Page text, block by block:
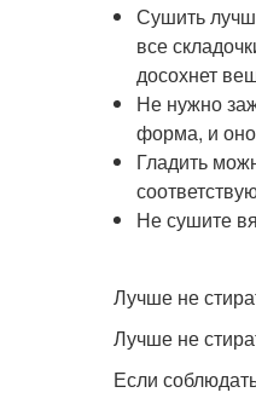
Сушить
все
досохнет
Не нужно
форма, и
Гладить
Не сушите
Лучше не
Лучше не
Если